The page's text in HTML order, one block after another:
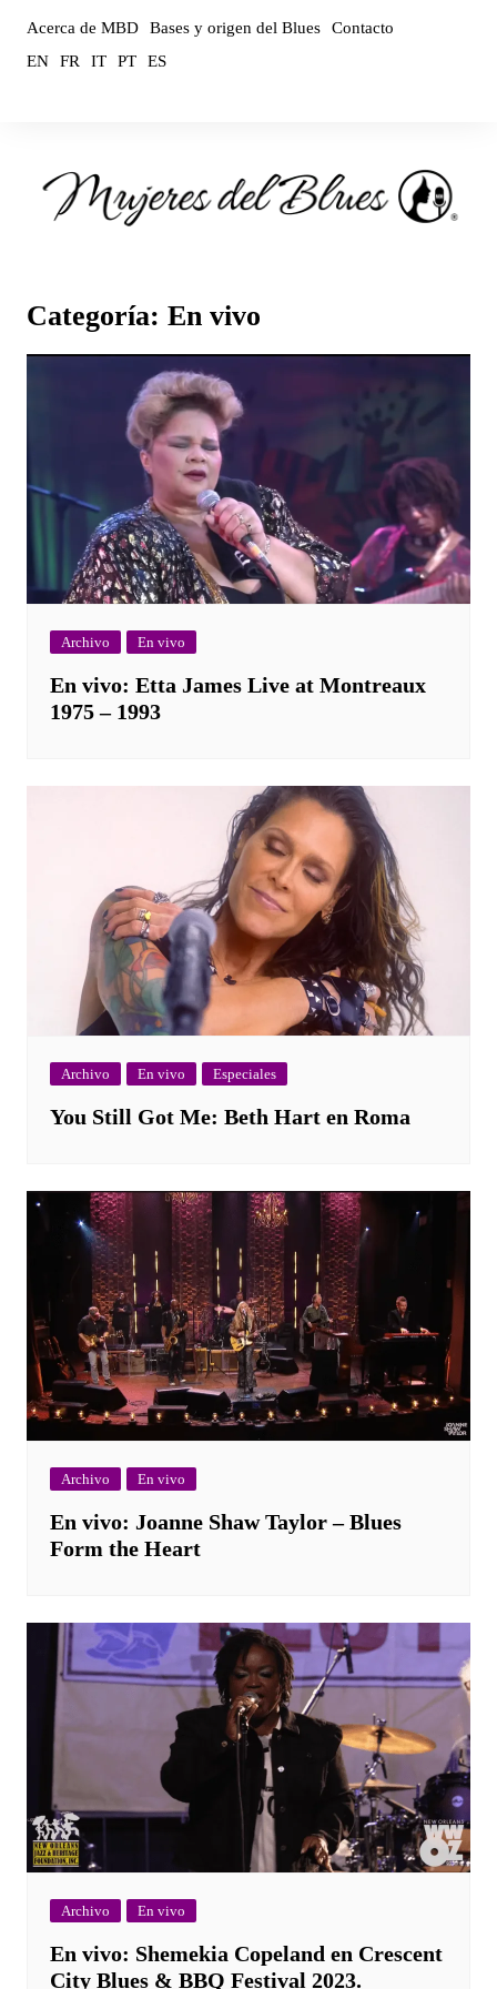
contenido
Acerca de MBD Bases y origen del Blues
Contacto
EN
FR IT PT ES
Categoría: En vivo
Archivo En vivo
En vivo: Etta James Live at Montreaux
1975 – 1993
Archivo En vivo Especiales
You Still Got Me: Beth Hart en Roma
Archivo En vivo
En vivo: Joanne Shaw Taylor – Blues
Form the Heart
Archivo En vivo
En vivo: Shemekia Copeland en Crescent
City Blues & BBQ Festival 2023.